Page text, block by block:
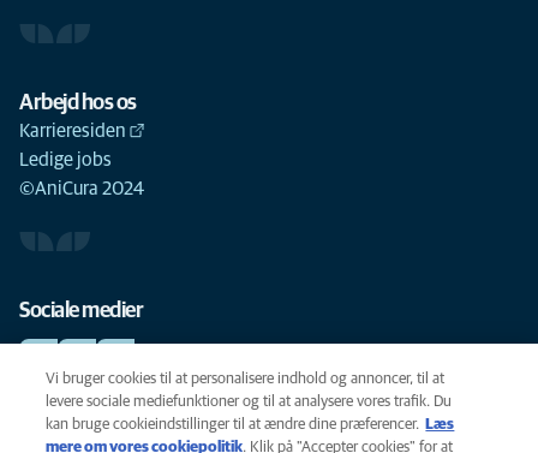
Arbejd hos os
Karrieresiden
Ledige jobs
©AniCura 2024
Sociale medier
Cookie-politik
Vi bruger cookies til at personalisere indhold og annoncer, til at
levere sociale mediefunktioner og til at analysere vores trafik. Du
kan bruge cookieindstillinger til at ændre dine præferencer.
Læs
mere om vores cookiepolitik(opens in a new tab)
. Klik på "Accepter cookies" for at